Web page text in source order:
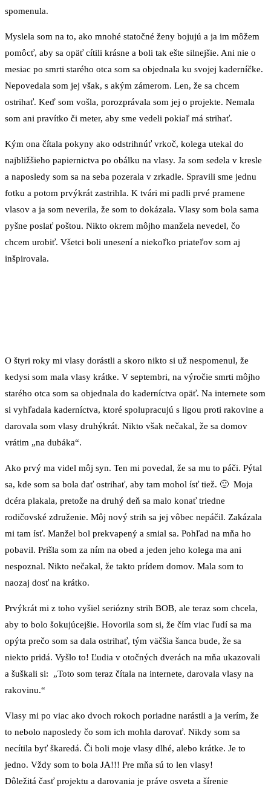
spomenula.
Myslela som na to, ako mnohé statočné ženy bojujú a ja im môžem
pomôcť, aby sa opäť cítili krásne a boli tak ešte silnejšie. Ani nie o
mesiac po smrti starého otca som sa objednala ku svojej kaderníčke.
Nepovedala som jej však, s akým zámerom. Len, že sa chcem
ostrihať. Keď som vošla, porozprávala som jej o projekte. Nemala
som ani pravítko či meter, aby sme vedeli pokiaľ má strihať.
Kým ona čítala pokyny ako odstrihnúť vrkoč, kolega utekal do
najbližšieho papiernictva po obálku na vlasy. Ja som sedela v kresle
a naposledy som sa na seba pozerala v zrkadle. Spravili sme jednu
fotku a potom prvýkrát zastrihla. K tvári mi padli prvé pramene
vlasov a ja som neverila, že som to dokázala. Vlasy som bola sama
pyšne poslať poštou. Nikto okrem môjho manžela nevedel, čo
chcem urobiť. Všetci boli unesení a niekoľko priateľov som aj
inšpirovala.
O štyri roky mi vlasy dorástli a skoro nikto si už nespomenul, že
kedysi som mala vlasy krátke. V septembri, na výročie smrti môjho
starého otca som sa objednala do kaderníctva opäť. Na internete som
si vyhľadala kaderníctva, ktoré spolupracujú s ligou proti rakovine a
darovala som vlasy druhýkrát. Nikto však nečakal, že sa domov
vrátim „na dubáka“.
Ako prvý ma videl môj syn. Ten mi povedal, že sa mu to páči. Pýtal
sa, kde som sa bola dať ostrihať, aby tam mohol ísť tiež. 🙂 Moja
dcéra plakala, pretože na druhý deň sa malo konať triedne
rodičovské združenie. Môj nový strih sa jej vôbec nepáčil. Zakázala
mi tam ísť. Manžel bol prekvapený a smial sa. Pohľad na mňa ho
pobavil. Prišla som za ním na obed a jeden jeho kolega ma ani
nespoznal. Nikto nečakal, že takto prídem domov. Mala som to
naozaj dosť na krátko.
Prvýkrát mi z toho vyšiel seriózny strih BOB, ale teraz som chcela,
aby to bolo šokujúcejšie. Hovorila som si, že čím viac ľudí sa ma
opýta prečo som sa dala ostrihať, tým väčšia šanca bude, že sa
niekto pridá. Vyšlo to! Ľudia v otočných dverách na mňa ukazovali
a šuškali si: „Toto som teraz čítala na internete, darovala vlasy na
rakovinu.“
Vlasy mi po viac ako dvoch rokoch poriadne narástli a ja verím, že
to nebolo naposledy čo som ich mohla darovať. Nikdy som sa
necítila byť škaredá. Či boli moje vlasy dlhé, alebo krátke. Je to
jedno. Vždy som to bola JA!!! Pre mňa sú to len vlasy!
Dôležitá časť projektu a darovania je práve osveta a šírenie